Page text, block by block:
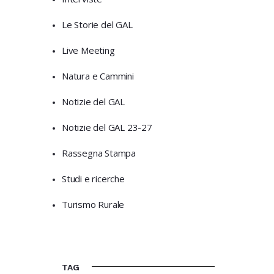
Le Storie del GAL
Live Meeting
Natura e Cammini
Notizie del GAL
Notizie del GAL 23-27
Rassegna Stampa
Studi e ricerche
Turismo Rurale
TAG